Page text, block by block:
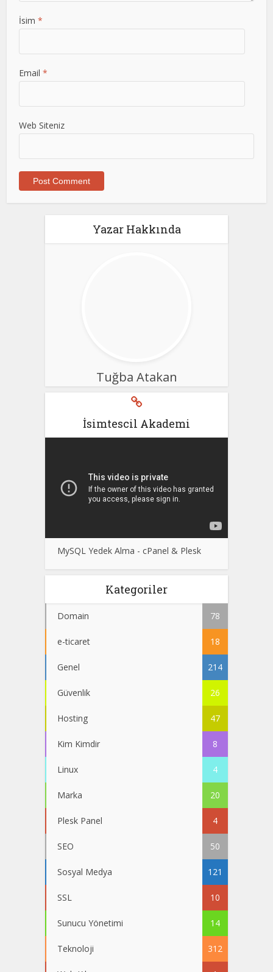
İsim *
Email *
Web Siteniz
Yazar Hakkında
Tuğba Atakan
İsimtescil Akademi
MySQL Yedek Alma - cPanel & Plesk
Kategoriler
Domain 78
e-ticaret 18
Genel 214
Güvenlik 26
Hosting 47
Kim Kimdir 8
Linux 4
Marka 20
Plesk Panel 4
SEO 50
Sosyal Medya 121
SSL 10
Sunucu Yönetimi 14
Teknoloji 312